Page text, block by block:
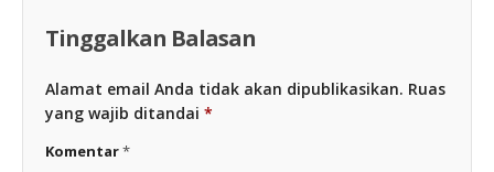
Tinggalkan Balasan
Alamat email Anda tidak akan dipublikasikan. Ruas
yang wajib ditandai *
Komentar*